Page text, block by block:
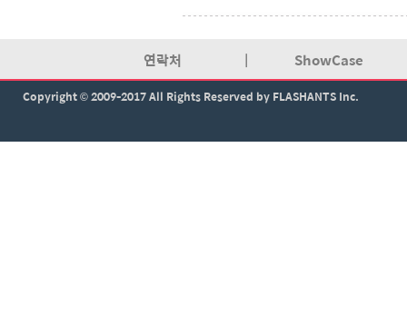
연락처 | ShowCase
Copyright © 2009-2017 All Rights Reserved by FLASHANTS Inc.